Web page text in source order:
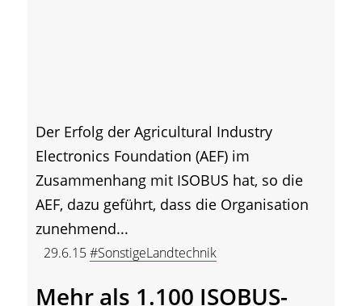
Der Erfolg der Agricultural Industry
Electronics Foundation (AEF) im
Zusammenhang mit ISOBUS hat, so die
AEF, dazu geführt, dass die Organisation
zunehmend...
29.6.15#SonstigeLandtechnik
Mehr als 1.100 ISOBUS-